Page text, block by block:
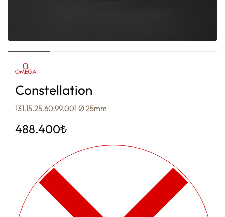
Constellation
131.15.25.60.99.001 Ø 25mm
488.400₺